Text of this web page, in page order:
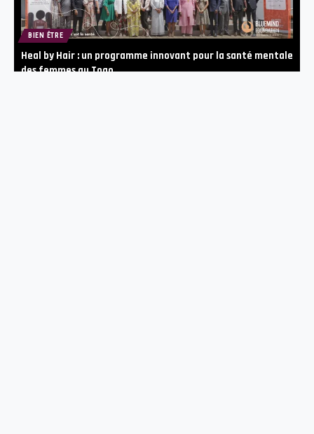
BIEN ÊTRE
Heal by Hair : un programme innovant pour la santé mentale
des femmes au Togo